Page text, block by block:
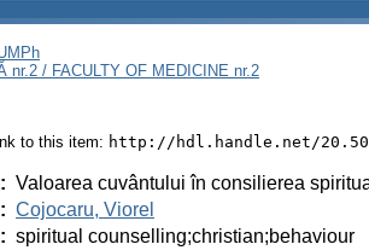
nr.2 / FACULTY OF MEDICINE nr.2
to this item: http://hdl.handle.net/
: Valoarea cuvântului în consilierea
: Cojocaru, Viorel
: spiritual counselling;christian;behaviour